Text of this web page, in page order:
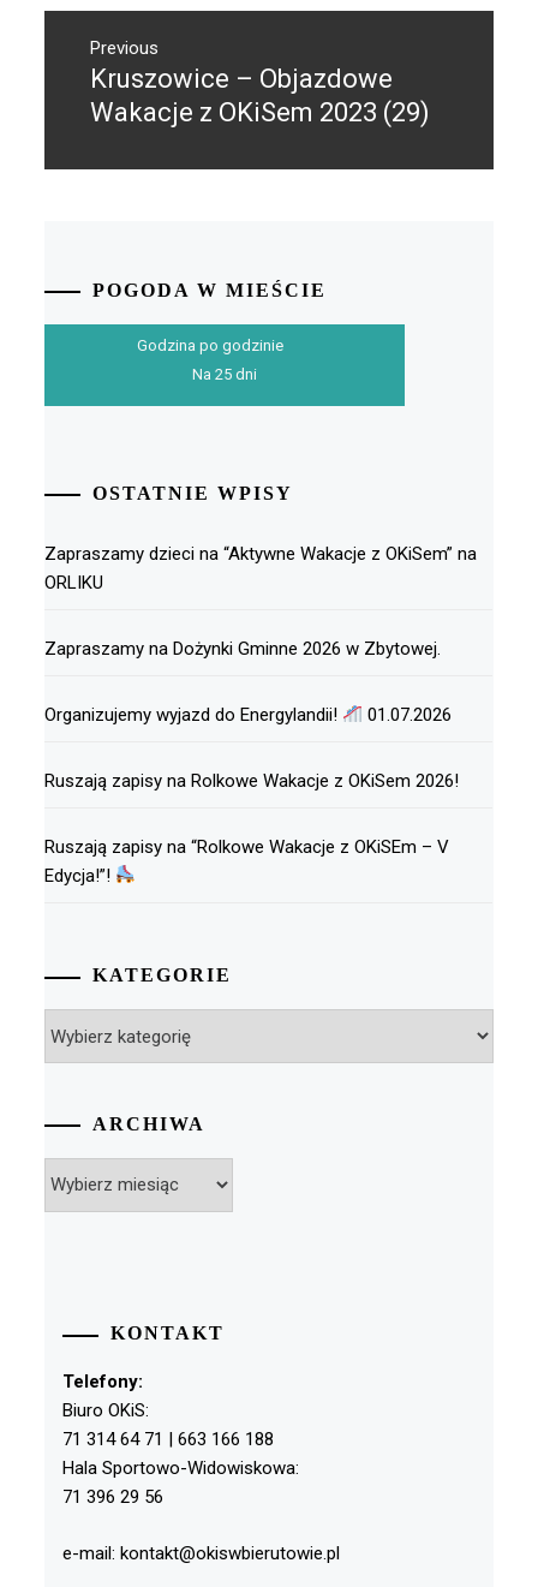
wpisuPrevious
Previous
post:
Kruszowice – Objazdowe
Wakacje z OKiSem 2023 (29)
POGODA W MIEŚCIE
Godzina po godzinie
Na 25 dni
OSTATNIE WPISY
Zapraszamy dzieci na “Aktywne Wakacje z OKiSem” na
ORLIKU
Zapraszamy na Dożynki Gminne 2026 w Zbytowej.
Organizujemy wyjazd do Energylandii! 01.07.2026
Ruszają zapisy na Rolkowe Wakacje z OKiSem 2026!
Ruszają zapisy na “Rolkowe Wakacje z OKiSEm – V
Edycja!”!
KATEGORIE
ARCHIWA
KONTAKT
Telefony:
Biuro OKiS:
71 314 64 71 | 663 166 188
Hala Sportowo-Widowiskowa:
71 396 29 56
e-mail: kontakt@okiswbierutowie.pl